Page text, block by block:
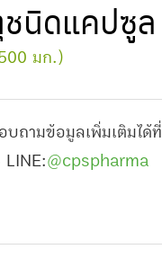
นิดแคปซูล
มก.)
ถามข้อมูลเพิ่มเติมได้ที่
@cpspharma